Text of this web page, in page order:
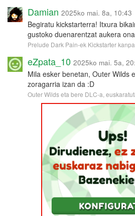
Damian 2025ko mai. 8a, 10:43
Begiratu kickstarterra! Itxura
gustoko duenarentzat aukera
Prelude Dark Pain-ek Kickstarter
eZpata_10 2025ko mai. 5a,
Mila esker benetan, Outer Wilds
zoragarria izan da :D
Outer Wilds eta bere DLC-a,